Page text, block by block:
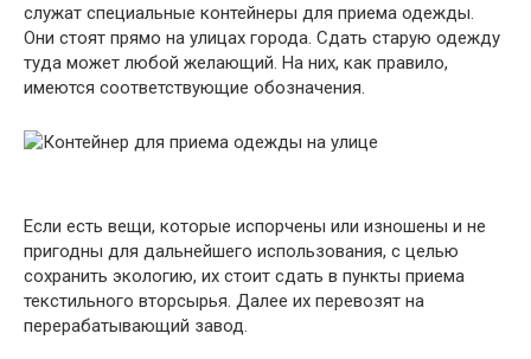
служат специальные контейнеры для приема одежды.
Они стоят прямо на улицах города. Сдать старую одежду
туда может любой желающий. На них, как правило,
имеются соответствующие обозначения.
Если есть вещи, которые испорчены или изношены и не
пригодны для дальнейшего использования, с целью
сохранить экологию, их стоит сдать в пункты приема
текстильного вторсырья. Далее их перевозят на
перерабатывающий завод.